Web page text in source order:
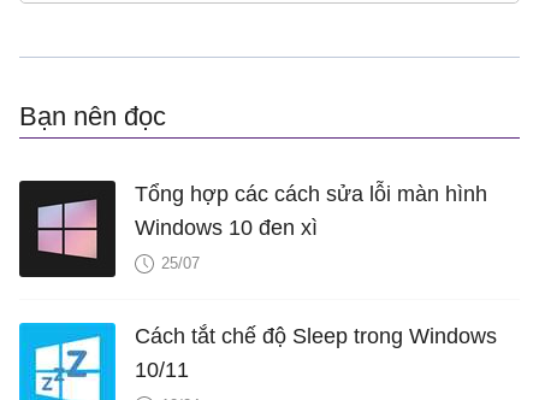
Bạn nên đọc
Tổng hợp các cách sửa lỗi màn hình
Windows 10 đen xì
25/07
Cách tắt chế độ Sleep trong Windows
10/11